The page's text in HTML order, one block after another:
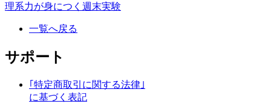
理系力が身につく週末実験
一覧へ戻る
サポート
｢特定商取引に関する法律｣
に基づく表記